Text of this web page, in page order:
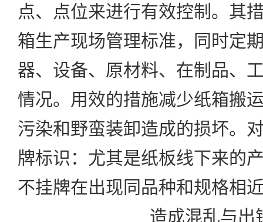
点、点位来进行有效控制。其
箱生产现场管理标准，同时定
器、设备、原材料、在制品、
情况。用效的措施减少纸箱搬
污染和野蛮装卸造成的损坏。
牌标识：尤其是纸板线下来的
不挂牌在出现同品种和规格相
造成混乱与出